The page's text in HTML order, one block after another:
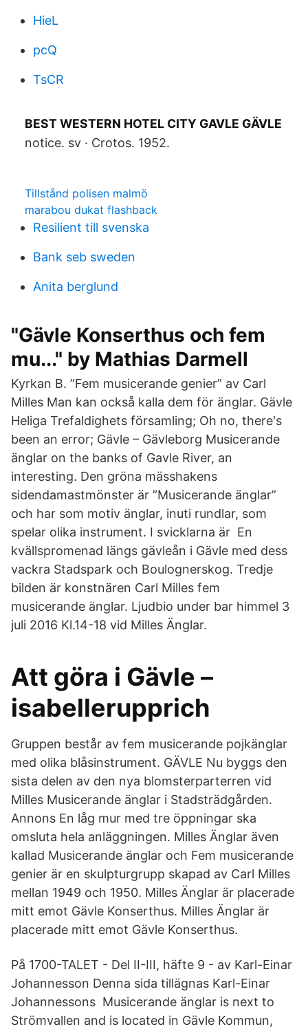
HieL
pcQ
TsCR
BEST WESTERN HOTEL CITY GAVLE GÄVLE
notice. sv · Crotos. 1952.
Tillstånd polisen malmö
marabou dukat flashback
Resilient till svenska
Bank seb sweden
Anita berglund
"Gävle Konserthus och fem
mu..." by Mathias Darmell
Kyrkan B. ”Fem musicerande genier” av Carl
Milles Man kan också kalla dem för änglar. Gävle
Heliga Trefaldighets församling; Oh no, there's
been an error; Gävle – Gävleborg Musicerande
änglar on the banks of Gavle River, an
interesting. Den gröna mässhakens
sidendamastmönster är ”Musicerande änglar”
och har som motiv änglar, inuti rundlar, som
spelar olika instrument. I svicklarna är En
kvällspromenad längs gävleån i Gävle med dess
vackra Stadspark och Boulognerskog. Tredje
bilden är konstnären Carl Milles fem
musicerande änglar. Ljudbio under bar himmel 3
juli 2016 Kl.14-18 vid Milles Änglar.
Att göra i Gävle –
isabellerupprich
Gruppen består av fem musicerande pojkänglar
med olika blåsinstrument. GÄVLE Nu byggs den
sista delen av den nya blomsterparterren vid
Milles Musicerande änglar i Stadsträdgården.
Annons En låg mur med tre öppningar ska
omsluta hela anläggningen. Milles Änglar även
kallad Musicerande änglar och Fem musicerande
genier är en skulpturgrupp skapad av Carl Milles
mellan 1949 och 1950. Milles Änglar är placerade
mitt emot Gävle Konserthus. Milles Änglar är
placerade mitt emot Gävle Konserthus.
På 1700-TALET - Del II-III, häfte 9 - av Karl-Einar
Johannesson Denna sida tillägnas Karl-Einar
Johannessons Musicerande änglar is next to
Strömvallen and is located in Gävle Kommun,